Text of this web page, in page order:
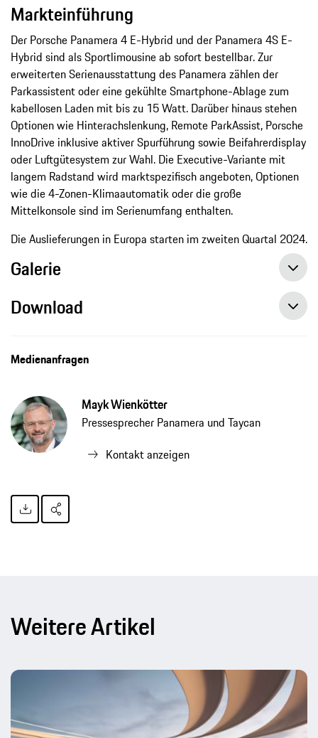
Markteinführung
Der Porsche Panamera 4 E-Hybrid und der Panamera 4S E-
Hybrid sind als Sportlimousine ab sofort bestellbar. Zur
erweiterten Serienausstattung des Panamera zählen der
Parkassistent oder eine gekühlte Smartphone-Ablage zum
kabellosen Laden mit bis zu 15 Watt. Darüber hinaus stehen
Optionen wie Hinterachslenkung, Remote ParkAssist, Porsche
InnoDrive inklusive aktiver Spurführung sowie Beifahrerdisplay
oder Luftgütesystem zur Wahl. Die Executive-Variante mit
langem Radstand wird marktspezifisch angeboten, Optionen
wie die 4-Zonen-Klimaautomatik oder die große
Mittelkonsole sind im Serienumfang enthalten.
Die Auslieferungen in Europa starten im zweiten Quartal 2024.
Galerie
Download
Medienanfragen
Mayk Wienkötter
Pressesprecher Panamera und Taycan
Kontakt anzeigen
Weitere Artikel